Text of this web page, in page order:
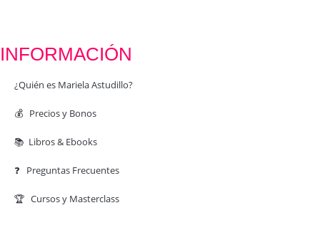
INFORMACIÓN
¿Quién es Mariela Astudillo?
💰 Precios y Bonos
📚 Libros & Ebooks
❓ Preguntas Frecuentes
🏆 Cursos y Masterclass